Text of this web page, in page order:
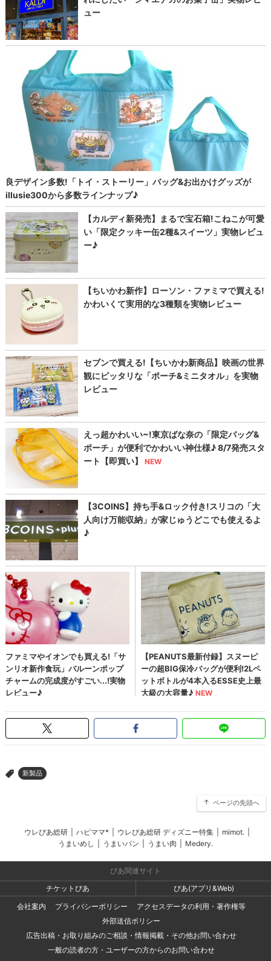
> 新製品
ページの先頭へ
ウレぴあ総研 ハピママ* ウレぴあ総研 ディズニー特集 mimot.
うまいめし
うまいパン うまい肉 Medery.
ぴあ関連サイト
チケットぴあ
ぴあ(アプリ&Web)
会社案内
プライバシーポリシー
アクセスデータの利用・著作権等
外部送信ポリシー
広告出稿・お取り組みのご相談・情報掲載・その他お問い合わせ
一般の読者の方・ユーザーの方からのお問い合わせ